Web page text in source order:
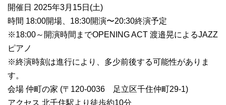
開催日 2025年3月15日(土)
時間 18:00開場、18:30開演〜20:30終演予定
※18:00～開演時間までOPENING ACT 渡邉晃によるJAZZ
ピアノ
※終演時刻は進行により、多少前後する可能性がありま
す。
会場 仲町の家 (〒120-0036 足立区千住仲町29-1)
アクセス 北千住駅より徒歩約10分